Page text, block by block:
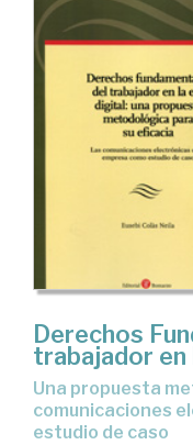
Derechos
trabajador en
una propuesta metodológica para su eficacia. Las
comunicaciones
estudio de caso